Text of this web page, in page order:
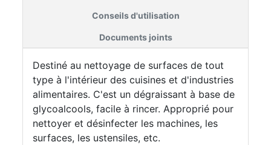
Conseils d'utilisation
Documents joints
Destiné au nettoyage de surfaces de tout
type à l'intérieur des cuisines et d'industries
alimentaires. C'est un dégraissant à base de
glycoalcools, facile à rincer. Approprié pour
nettoyer et désinfecter les machines, les
surfaces, les ustensiles, etc.